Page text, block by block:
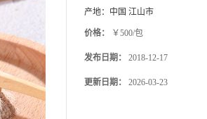
产地： 中国 江山市
价格： ￥500/包
发布日期： 2018-12-17
更新日期： 2026-03-23